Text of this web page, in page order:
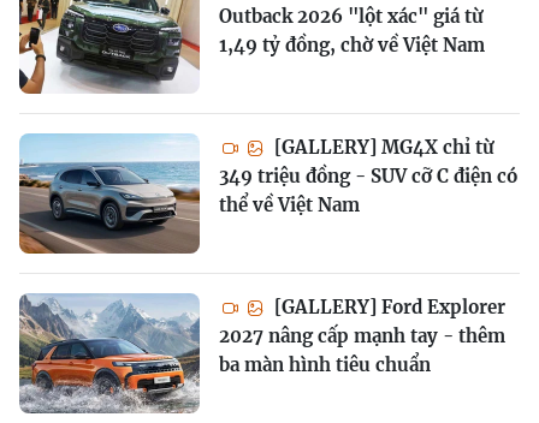
Outback 2026 "lột xác" giá từ
1,49 tỷ đồng, chờ về Việt Nam
[GALLERY] MG4X chỉ từ
349 triệu đồng - SUV cỡ C điện có
thể về Việt Nam
[GALLERY] Ford Explorer
2027 nâng cấp mạnh tay - thêm
ba màn hình tiêu chuẩn